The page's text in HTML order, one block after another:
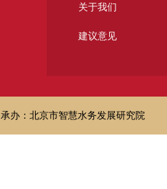
关于我们
建议意见
承办：北京市智慧水务发展研究院